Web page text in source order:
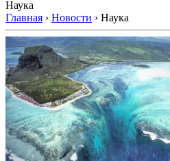
Наука
Главная › Новости › Наука